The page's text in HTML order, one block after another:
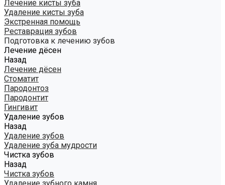
Лечение кисты зуба
Удаление кисты зуба
Экстренная помощь
Реставрация зубов
Подготовка к лечению зубов
Лечение дёсен
Назад
Лечение дёсен
Стоматит
Пародонтоз
Пародонтит
Гингивит
Удаление зубов
Назад
Удаление зубов
Удаление зуба мудрости
Чистка зубов
Назад
Чистка зубов